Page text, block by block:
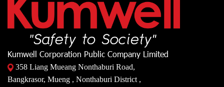
Kumwell Corporation Public Company Limited
358 Liang Mueang Nonthaburi Road,
Bangkrasor, Mueng , Nonthaburi District ,